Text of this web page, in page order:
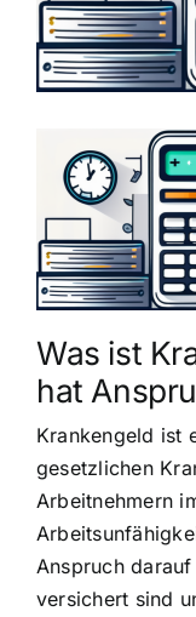
Was ist
hat
Krankengeld ist
gesetzlichen
Arbeitnehmern
Anspruch
versichert sind